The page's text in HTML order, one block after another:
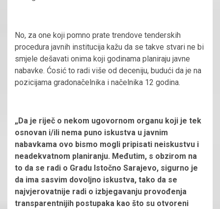
No, za one koji pomno prate trendove tenderskih
procedura javnih institucija kažu da se takve stvari ne bi
smjele dešavati onima koji godinama planiraju javne
nabavke. Ćosić to radi više od deceniju, budući da je na
pozicijama gradonačelnika i načelnika 12 godina.
„Da je riječ o nekom ugovornom organu koji je tek
osnovan i/ili nema puno iskustva u javnim
nabavkama ovo bismo mogli pripisati neiskustvu i
neadekvatnom planiranju. Međutim, s obzirom na
to da se radi o Gradu Istočno Sarajevo, sigurno je
da ima sasvim dovoljno iskustva, tako da se
najvjerovatnije radi o izbjegavanju provođenja
transparentnijih postupaka kao što su otvoreni